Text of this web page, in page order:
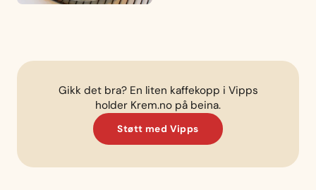
Gikk det bra? En liten kaffekopp i Vipps
holder Krem.no på beina.
Støtt med Vipps